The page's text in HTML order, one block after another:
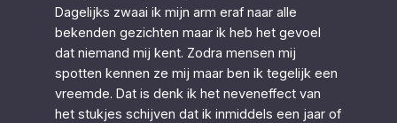
Dagelijks zwaai ik mijn arm eraf naar alle
bekenden gezichten maar ik heb het gevoel
dat niemand mij kent. Zodra mensen mij
spotten kennen ze mij maar ben ik tegelijk een
vreemde. Dat is denk ik het neveneffect van
het stukjes schijven dat ik inmiddels een jaar of